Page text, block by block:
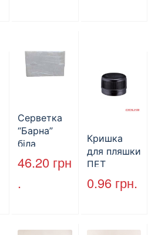
Серветка
“Барна”
біла
PAPERO
500 шт (6/
46.20 грн
.
Кришка
для пляшки
ПЕТ
стандарт
(КВ-28мм),
0.96 грн.